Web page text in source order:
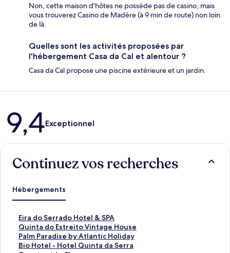
Non, cette maison d'hôtes ne possède pas de casino, mais
vous trouverez Casino de Madère (à 9 min de route) non loin
de là.
Quelles sont les activités proposées par
l'hébergement Casa da Cal et alentour ?
Casa da Cal propose une piscine extérieure et un jardin.
Avis
9,4Exceptionnel
Continuez vos recherches
Hébergements
Eira do Serrado Hotel & SPA
L
i
e
n
Quinta do Estreito Vintage House
L
i
e
Palm Paradise by Atlantic Holiday
L
iBio Hotel - Hotel Quinta da Serra
L